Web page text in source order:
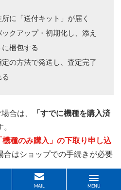
に「送付キット」が届く
ックアップ・初期化し、添え
梱包する
の方法で発送し、査定完了
合は、
「すでに機種を購入済
種のみ購入」の下取り申し込
合はショップでの手続きが必要
MAIL MENU